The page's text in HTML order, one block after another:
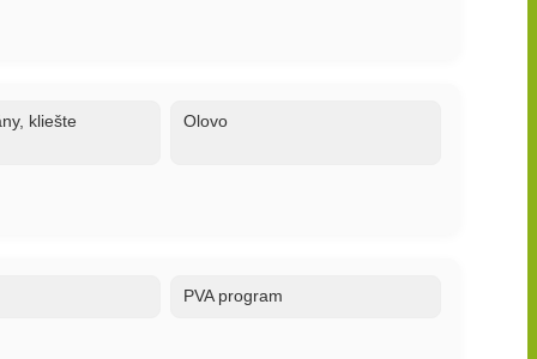
kliešte Olovo
PVA program